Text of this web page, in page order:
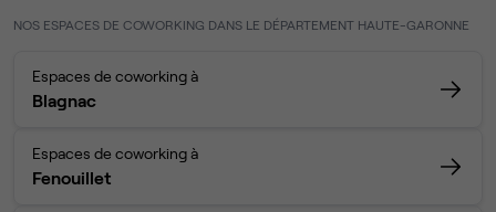
NOS ESPACES DE COWORKING DANS LE DÉPARTEMENT HAUTE-GARONNE
Espaces de coworking à
Blagnac
Espaces de coworking à
Fenouillet